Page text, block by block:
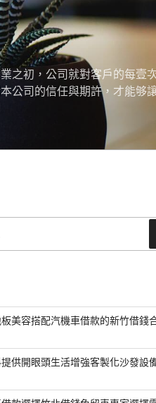
之初，公司就對客戶的每壹
公司的信任與期許，才能够
美容搭配汽機車借款的新竹借錢
供開眼頭生活增強客製化沙發設